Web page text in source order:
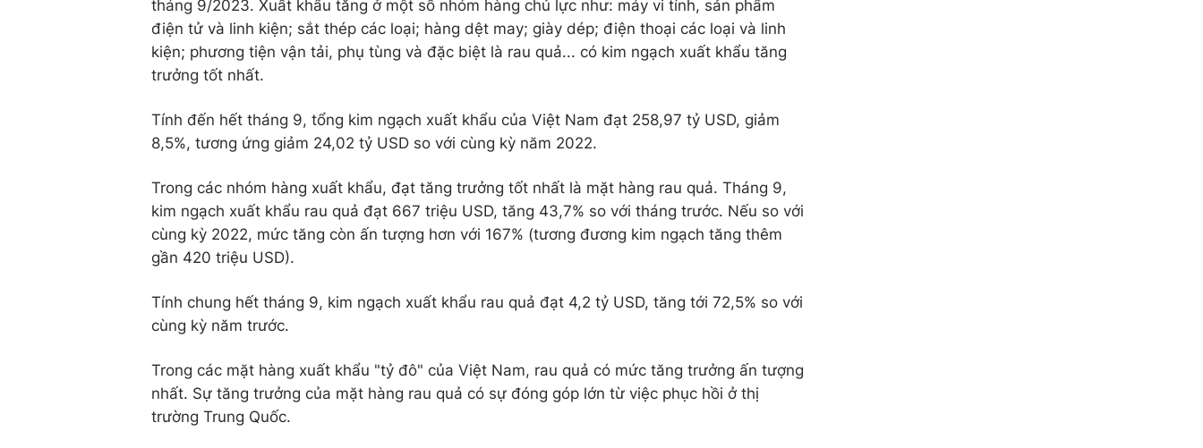
tháng 9/2023. Xuất khẩu tăng ở một số nhóm hàng chủ lực như: máy vi tính, sản phẩm
điện tử và linh kiện; sắt thép các loại; hàng dệt may; giày dép; điện thoại các loại và linh
kiện; phương tiện vận tải, phụ tùng và đặc biệt là rau quả... có kim ngạch xuất khẩu tăng
trưởng tốt nhất.
Tính đến hết tháng 9, tổng kim ngạch xuất khẩu của Việt Nam đạt 258,97 tỷ USD, giảm
8,5%, tương ứng giảm 24,02 tỷ USD so với cùng kỳ năm 2022.
Trong các nhóm hàng xuất khẩu, đạt tăng trưởng tốt nhất là mặt hàng rau quả. Tháng 9,
kim ngạch xuất khẩu rau quả đạt 667 triệu USD, tăng 43,7% so với tháng trước. Nếu so với
cùng kỳ 2022, mức tăng còn ấn tượng hơn với 167% (tương đương kim ngạch tăng thêm
gần 420 triệu USD).
Tính chung hết tháng 9, kim ngạch xuất khẩu rau quả đạt 4,2 tỷ USD, tăng tới 72,5% so với
cùng kỳ năm trước.
Trong các mặt hàng xuất khẩu "tỷ đô" của Việt Nam, rau quả có mức tăng trưởng ấn tượng
nhất. Sự tăng trưởng của mặt hàng rau quả có sự đóng góp lớn từ việc phục hồi ở thị
trường Trung Quốc.